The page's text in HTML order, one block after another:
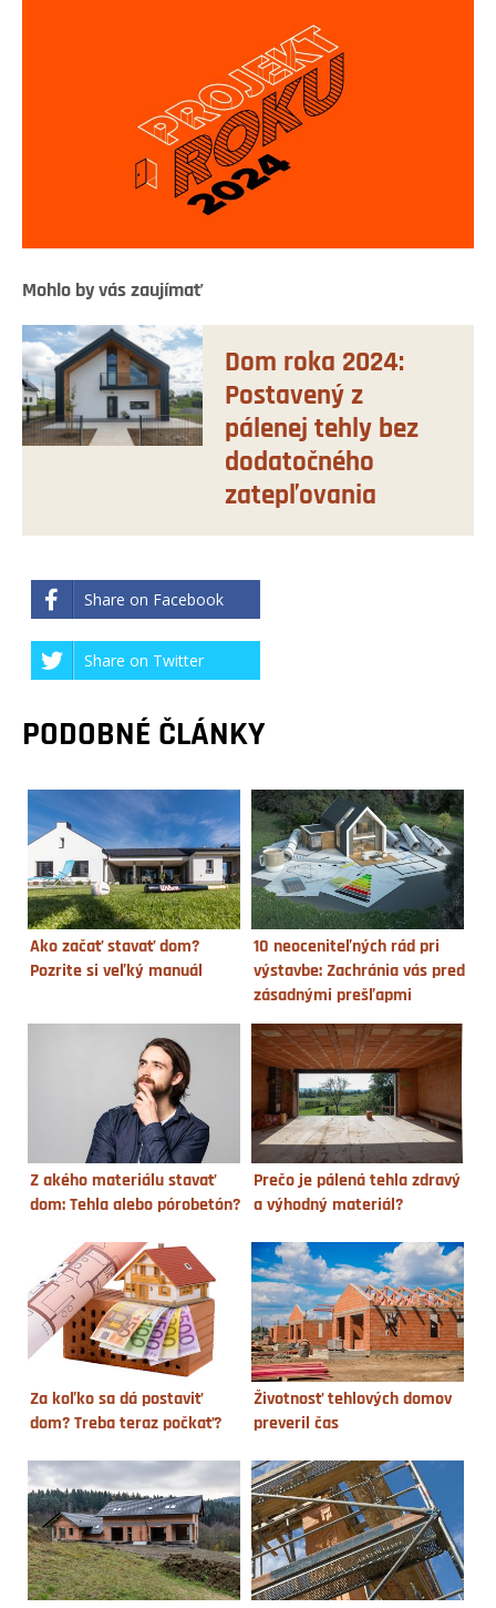
Mohlo by vás zaujímať
Dom roka 2024:
Postavený z
pálenej tehly bez
dodatočného
zatepľovania
Share on Facebook
Share on Twitter
PODOBNÉ ČLÁNKY
Ako začať stavať dom?
Pozrite si veľký manuál
10 neoceniteľných rád pri
výstavbe: Zachránia vás pred
zásadnými prešľapmi
Z akého materiálu stavať
dom: Tehla alebo pórobetón?
Prečo je pálená tehla zdravý
a výhodný materiál?
Za koľko sa dá postaviť
dom? Treba teraz počkať?
Životnosť tehlových domov
preveril čas